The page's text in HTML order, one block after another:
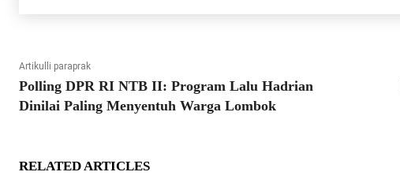
Artikulli paraprak
Polling DPR RI NTB II: Program Lalu Hadrian
Dinilai Paling Menyentuh Warga Lombok
RELATED ARTICLES